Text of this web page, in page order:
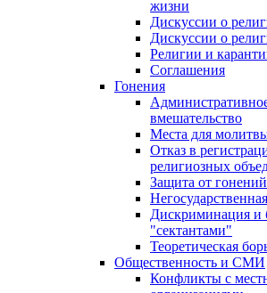
жизни
Дискуссии о
Дискуссии о
Религии и
Соглашения
Гонения
вмешательство
Места для
Отказ в
религиозных
Защита от гонений
Дискриминация и
"сектантами"
Теоретическая
Общественность и СМИ
Конфликты с